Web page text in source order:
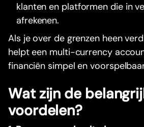
klanten en platformen die in
afrekenen.
Als je over de grenzen heen
helpt een multi-currency
financiën simpel en
Wat zijn de
voordelen?